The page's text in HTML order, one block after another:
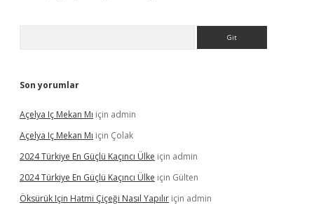
Son yorumlar
Açelya Iç Mekan Mı için admin
Açelya Iç Mekan Mı için Çolak
2024 Türkiye En Güçlü Kaçıncı Ülke için admin
2024 Türkiye En Güçlü Kaçıncı Ülke için Gülten
Öksürük Için Hatmi Çiçeği Nasıl Yapılır için admin